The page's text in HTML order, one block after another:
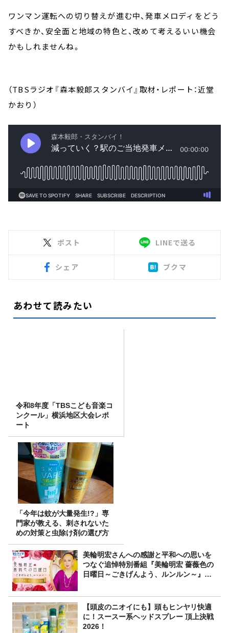
ワンマン運転への切り替えが進む中、発車メロディをどう
すべきか、安全面と地域の特色と、改めて考えるいい機会
かもしれませんね。
（TBSラジオ『森本毅郎スタンバイ』取材・レポート：近堂
かおり）
ポスト LINEで送る
シェア ブクマ
あわせて読みたい
令和8年度「TBSこども音楽コ
ンクール」横浜地区大会レポ
ート
「今年は蚊が大量発生!?」専
門家が教える、刺されないた
めの対策と虫除け剤の選び方
美輪明宏さんへの感謝と平和への思いを
つなぐ追悼特別番組『美輪明宏 薔薇色の
日曜日～ごきげんよう、ルンルン～』
【頭皮のニオイにも】頭もヒンヤリ快適
に！スースー系ヘッドスプレー 頂上決戦
2026！